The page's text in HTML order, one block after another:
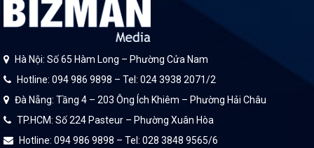
Hà Nội: Số 65 Hàm Long – Phường Cửa Nam
Hotline: 094 986 9898 – Tel: 024 3938 2071/2
Đà Nẵng: Tầng 4 – 203 Ông Ích Khiêm – Phường Hải Châu
TP.HCM: Số 224 Pasteur – Phường Xuân Hòa
Hotline: 094 986 9898 – Tel: 028 3848 9565/6